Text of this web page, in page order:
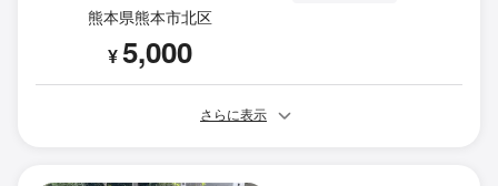
熊本県熊本市北区
¥5,000
さらに表示